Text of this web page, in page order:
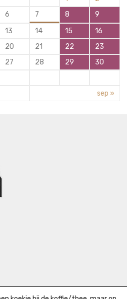
6 7 8
9
13 14 15
16
20 21 22
23
27 28 29
30
sep »